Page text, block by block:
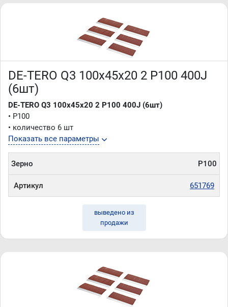
DE-TERO Q3 100х45х20 2 P100 400J
(6шт)
DE-TERO Q3 100х45х20 2 P100 400J (6шт)
• P100
• количество 6 шт
Показать все параметры
Зерно P100
Артикул 651769
выведено из
продажи